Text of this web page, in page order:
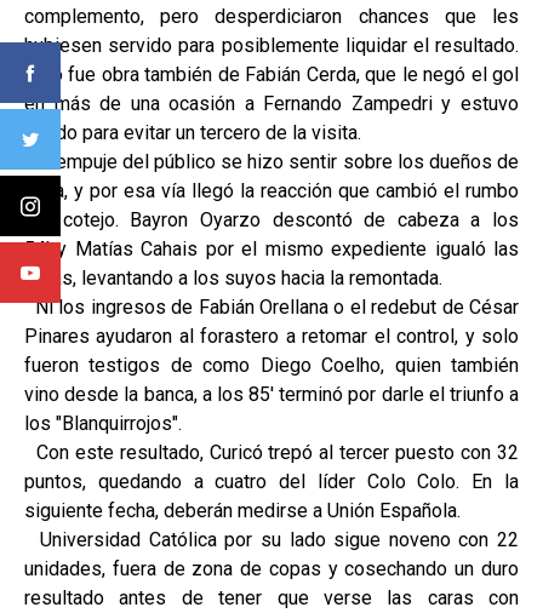
complemento, pero desperdiciaron chances que les
hubiesen servido para posiblemente liquidar el resultado.
Esto fue obra también de Fabián Cerda, que le negó el gol
en más de una ocasión a Fernando Zampedri y estuvo
sólido para evitar un tercero de la visita.
El empuje del público se hizo sentir sobre los dueños de
casa, y por esa vía llegó la reacción que cambió el rumbo
del cotejo. Bayron Oyarzo descontó de cabeza a los
54' y Matías Cahais por el mismo expediente igualó las
cifras, levantando a los suyos hacia la remontada.
Ni los ingresos de Fabián Orellana o el redebut de César
Pinares ayudaron al forastero a retomar el control, y solo
fueron testigos de como Diego Coelho, quien también
vino desde la banca, a los 85' terminó por darle el triunfo a
los "Blanquirrojos".
Con este resultado, Curicó trepó al tercer puesto con 32
puntos, quedando a cuatro del líder Colo Colo. En la
siguiente fecha, deberán medirse a Unión Española.
Universidad Católica por su lado sigue noveno con 22
unidades, fuera de zona de copas y cosechando un duro
resultado antes de tener que verse las caras con